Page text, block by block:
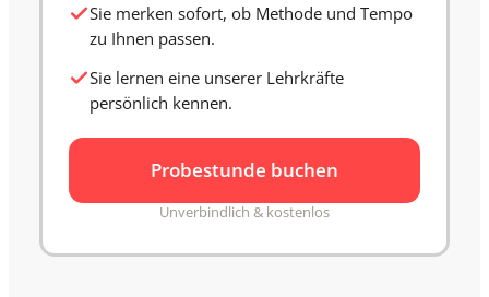
Sie merken sofort, ob Methode und Tempo
zu Ihnen passen.
Sie lernen eine unserer Lehrkräfte
persönlich kennen.
Probestunde buchen
Unverbindlich & kostenlos